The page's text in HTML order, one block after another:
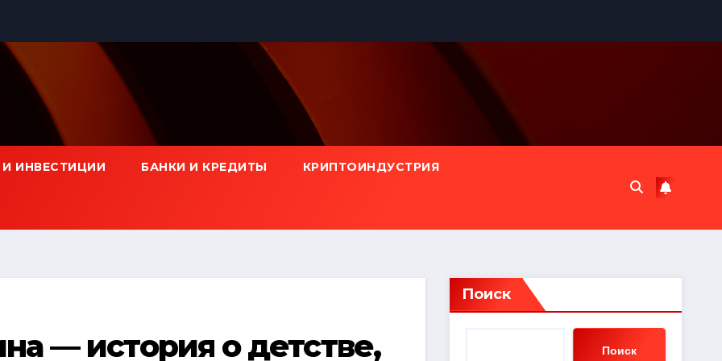
И ИНВЕСТИЦИИ БАНКИ И КРЕДИТЫ КРИПТОИНДУСТРИЯ
— история о детстве,
Поиск
Поиск